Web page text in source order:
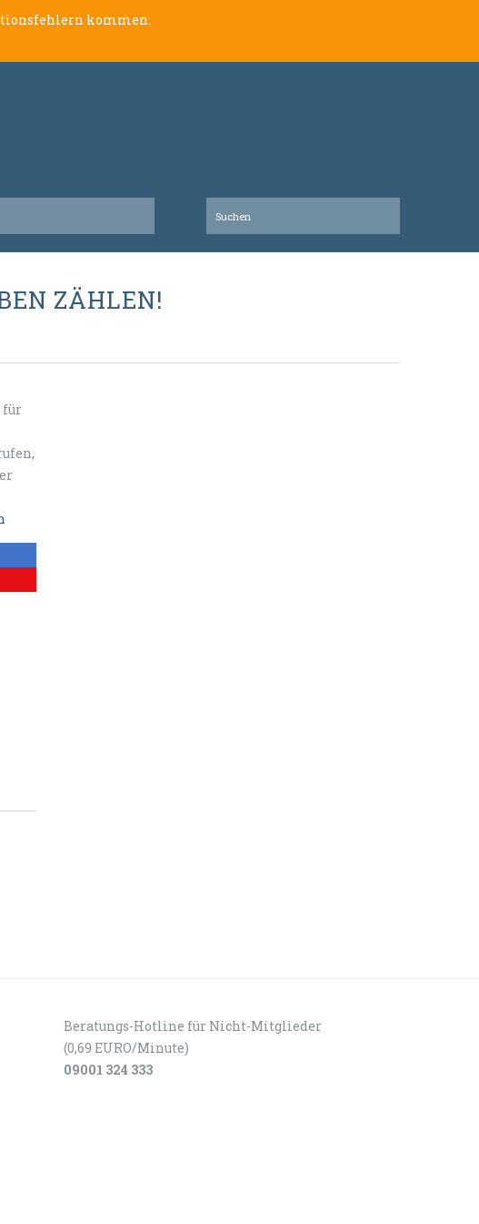
kommen.
ZÄHLEN!
für
Beratungs-Hotline für Nicht-Mitglieder
(0,69 EURO/Minute)
09001 324 333